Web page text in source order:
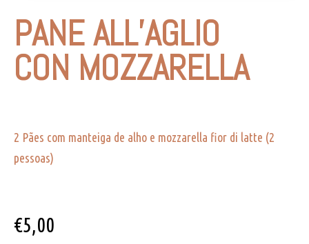
PANE ALL’AGLIO
CON MOZZARELLA
2 Pães com manteiga de alho e mozzarella fior di latte (2
pessoas)
€5,00